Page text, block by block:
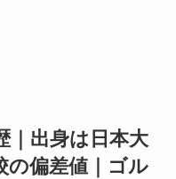
｜出身は日本大
の偏差値｜ゴル